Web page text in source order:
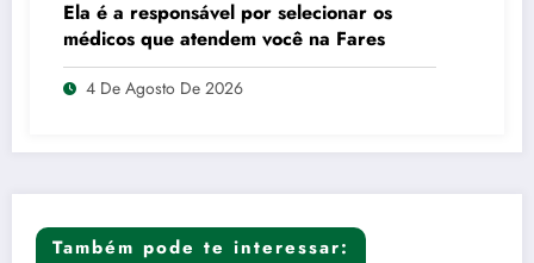
Ela é a responsável por selecionar os
médicos que atendem você na Fares
4 De Agosto De 2026
Também pode te interessar: